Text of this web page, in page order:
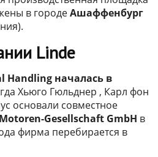
в городеАшаффенбург
Linde
Handling началась в
Хьюго Гюльднер , Карл фон
основали совместное
Gesellschaft GmbH в
фирма перебирается в